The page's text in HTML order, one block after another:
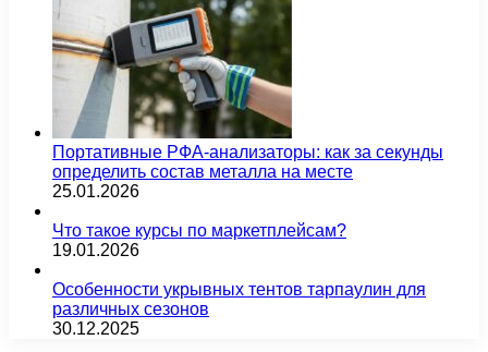
Портативные РФА-анализаторы: как за секунды
определить состав металла на месте
25.01.2026
Что такое курсы по маркетплейсам?
19.01.2026
Особенности укрывных тентов тарпаулин для
различных сезонов
30.12.2025